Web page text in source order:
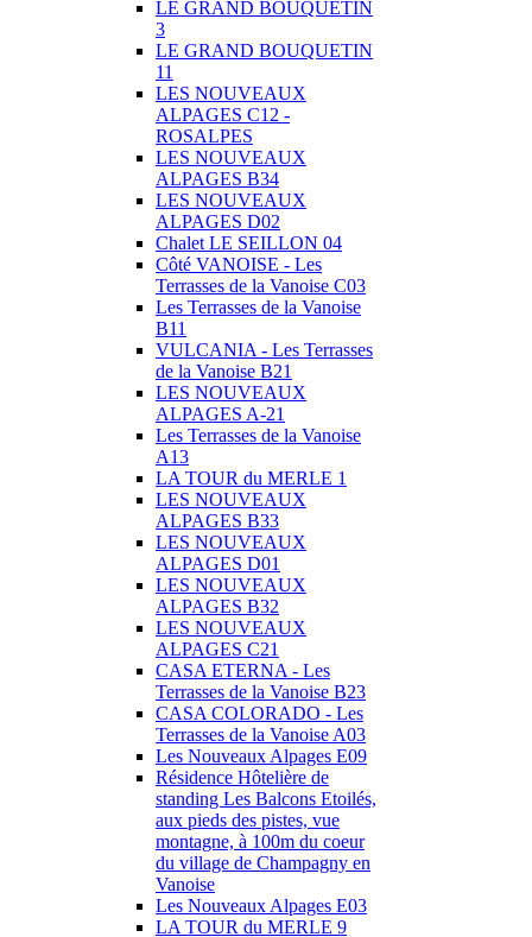
LE GRAND BOUQUETIN
3
LE GRAND BOUQUETIN
11
LES NOUVEAUX
ALPAGES C12 -
ROSALPES
LES NOUVEAUX
ALPAGES B34
LES NOUVEAUX
ALPAGES D02
Chalet LE SEILLON 04
Côté VANOISE - Les
Terrasses de la Vanoise C03
Les Terrasses de la Vanoise
B11
VULCANIA - Les Terrasses
de la Vanoise B21
LES NOUVEAUX
ALPAGES A-21
Les Terrasses de la Vanoise
A13
LA TOUR du MERLE 1
LES NOUVEAUX
ALPAGES B33
LES NOUVEAUX
ALPAGES D01
LES NOUVEAUX
ALPAGES B32
LES NOUVEAUX
ALPAGES C21
CASA ETERNA - Les
Terrasses de la Vanoise B23
CASA COLORADO - Les
Terrasses de la Vanoise A03
Les Nouveaux Alpages E09
Résidence Hôtelière de
standing Les Balcons Etoilés,
aux pieds des pistes, vue
montagne, à 100m du coeur
du village de Champagny en
Vanoise
Les Nouveaux Alpages E03
LA TOUR du MERLE 9